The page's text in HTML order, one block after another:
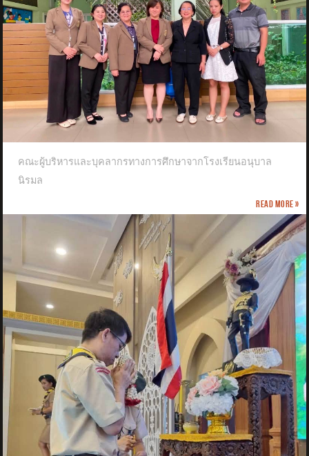
คณะผู้บริหารและบุคลากรทางการศึกษาจากโรงเรียนอนุบาล
นิรมล
Read more »